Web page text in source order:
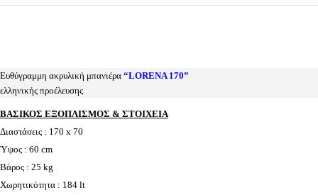
Ευθύγραμμη ακρυλική μπανιέρα “LORENA 170”
ελληνικής προέλευσης
ΒΑΣΙΚΟΣ ΕΞΟΠΛΙΣΜΟΣ & ΣΤΟΙΧΕΙΑ
Διαστάσεις : 170 x 70
Ύψος : 60 cm
Βάρος : 25 kg
Χωρητικότητα : 184 lt